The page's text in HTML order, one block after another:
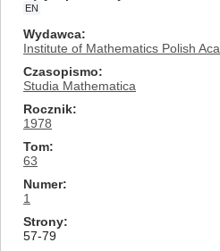
EN
Wydawca
Institute of Mathematics Polish
Czasopismo
Studia Mathematica
Rocznik
1978
Tom
63
Numer
1
Strony
57-79